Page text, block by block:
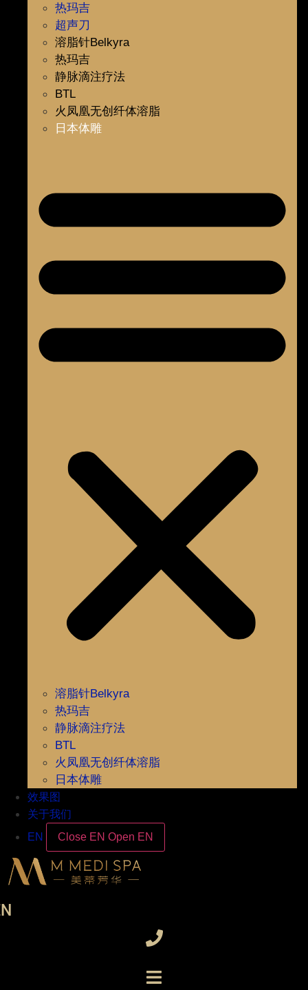
热玛吉
超声刀
溶脂针Belkyra
热玛吉
静脉滴注疗法
BTL
火凤凰无创纤体溶脂
日本体雕
溶脂针Belkyra
热玛吉
静脉滴注疗法
BTL
火凤凰无创纤体溶脂
日本体雕
效果图
关于我们
EN
Close EN Open EN